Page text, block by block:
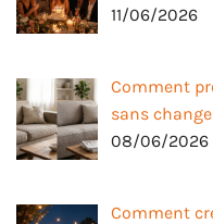
11/06/2026
Comment
sans
08/06/2026
Comment